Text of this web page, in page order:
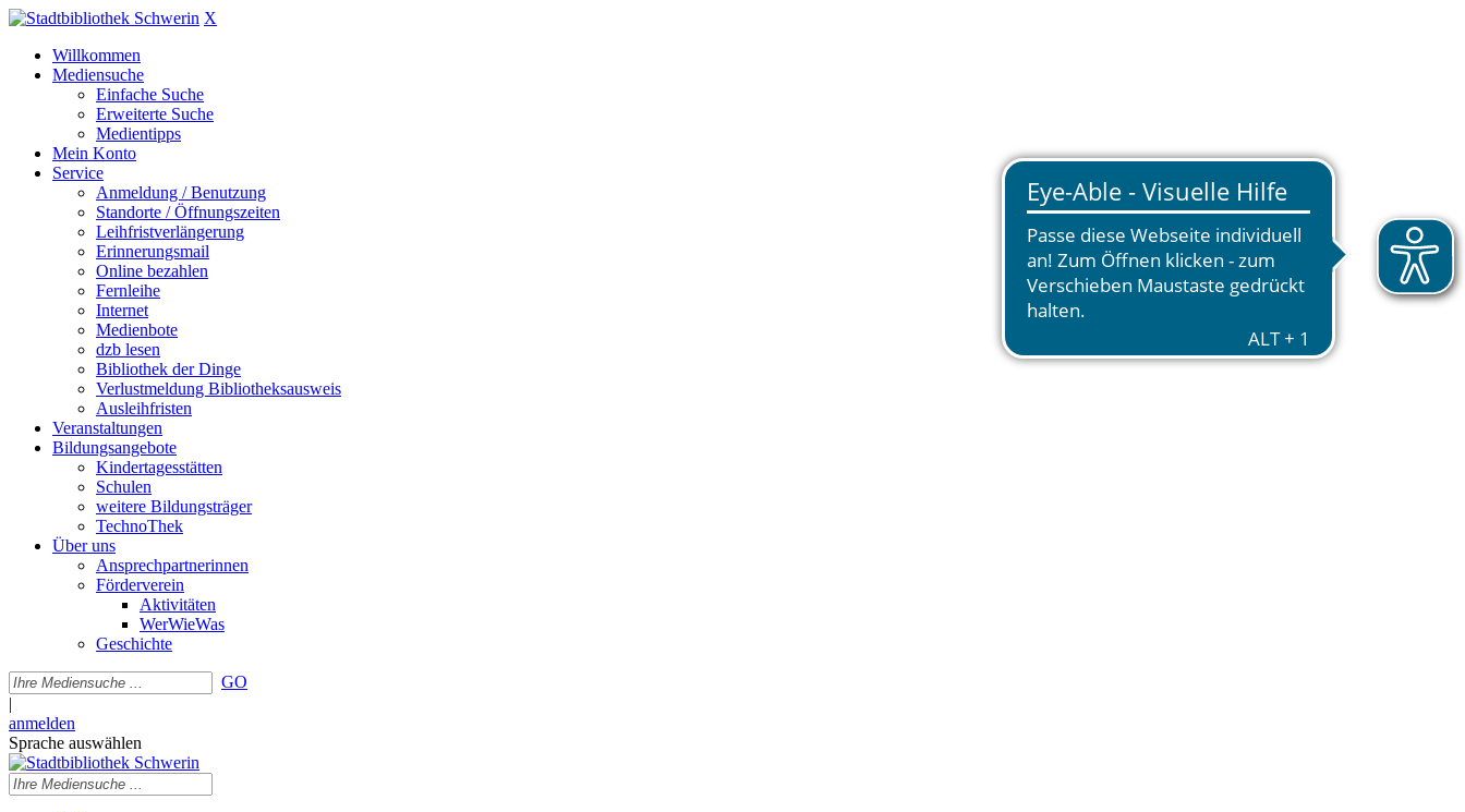
X
Willkommen
Mediensuche
Einfache Suche
Erweiterte Suche
Medientipps
Mein Konto
Service
Anmeldung / Benutzung
Standorte / Öffnungszeiten
Leihfristverlängerung
Erinnerungsmail
Online bezahlen
Fernleihe
Internet
Medienbote
dzb lesen
Bibliothek der Dinge
Verlustmeldung Bibliotheksausweis
Ausleihfristen
Veranstaltungen
Bildungsangebote
Kindertagesstätten
Schulen
weitere Bildungsträger
TechnoThek
Über uns
Ansprechpartnerinnen
Förderverein
Aktivitäten
WerWieWas
Geschichte
GO
|
anmelden
Sprache auswählen